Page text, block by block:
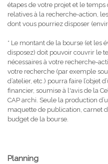
étapes de votre projet et le temps
relatives à la recherche-action,
dont vous pourriez disposer
* Le montant de la bourse (et les
disposez) doit pouvoir couvrir le
nécessaires à votre recherche-
votre recherche (par exemple
d’atelier, etc.) pourra faire l’objet
financier, soumise à l'avis de la
CAP archi. Seule la production
maquette de publication, carnet
budget de la bourse.
Planning